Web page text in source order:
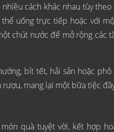
cách khác nhau tùy
uống trực tiếp hoặc với
chút nước để mở rộng các
bít tết, hải sản hoặc
mang lại một bữa tiệc
quà tuyệt vời, kết hợp